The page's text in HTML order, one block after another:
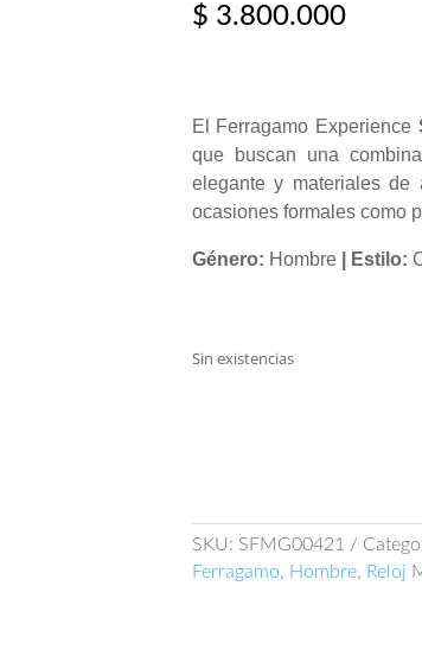
$ 3.800.000
El Ferragamo Experience
que buscan una
elegante y materiales de
ocasiones formales como
Género: Hombre| Estilo:
Sin existencias
SKU: SFMG00421
Ferragamo, Hombre, Reloj